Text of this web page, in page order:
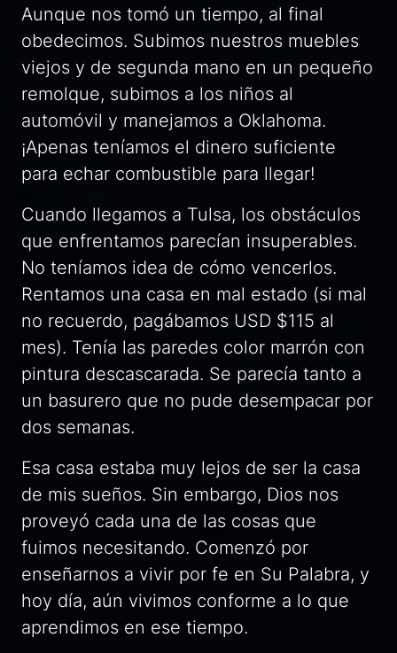
Aunque nos tomó un tiempo, al final
obedecimos. Subimos nuestros muebles
viejos y de segunda mano en un pequeño
remolque, subimos a los niños al
automóvil y manejamos a Oklahoma.
¡Apenas teníamos el dinero suficiente
para echar combustible para llegar!
Cuando llegamos a Tulsa, los obstáculos
que enfrentamos parecían insuperables.
No teníamos idea de cómo vencerlos.
Rentamos una casa en mal estado (si mal
no recuerdo, pagábamos USD $115 al
mes). Tenía las paredes color marrón con
pintura descascarada. Se parecía tanto a
un basurero que no pude desempacar por
dos semanas.
Esa casa estaba muy lejos de ser la casa
de mis sueños. Sin embargo, Dios nos
proveyó cada una de las cosas que
fuimos necesitando. Comenzó por
enseñarnos a vivir por fe en Su Palabra, y
hoy día, aún vivimos conforme a lo que
aprendimos en ese tiempo.